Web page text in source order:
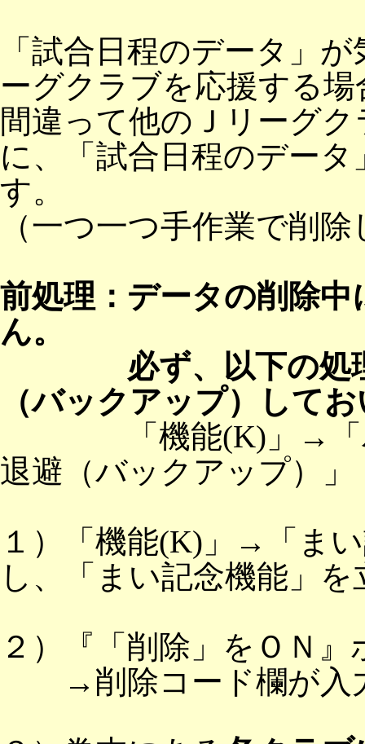
「試合日程のデータ」
ーグクラブを応援する場
間違って他のＪリーグ
に、「試合日程のデー
す。
（一つ一つ手作業で削
前処理：データの削除
ん。
必ず、以下の処理
（バックアップ）して
「機能(K)」→「バ
退避（バックアップ）」
１）「機能(K)」→「ま
し、「まい記念機能」
２）『「削除」をＯＮ
→削除コード欄が入